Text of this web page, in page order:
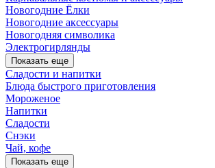
Новогодние Ёлки
Новогодние аксессуары
Новогодняя символика
Электрогирлянды
Показать еще
Сладости и напитки
Блюда быстрого приготовления
Мороженое
Напитки
Сладости
Снэки
Чай, кофе
Показать еще